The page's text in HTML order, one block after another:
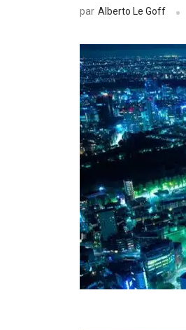
par Alberto Le Goff